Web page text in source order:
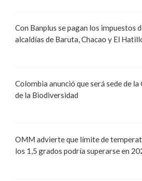
Con Banplus se pagan los impuestos
alcaldías de Baruta, Chacao y El
Colombia anunció que será sede de la
de la Biodiversidad
OMM advierte que límite de
los 1,5 grados podría superarse en